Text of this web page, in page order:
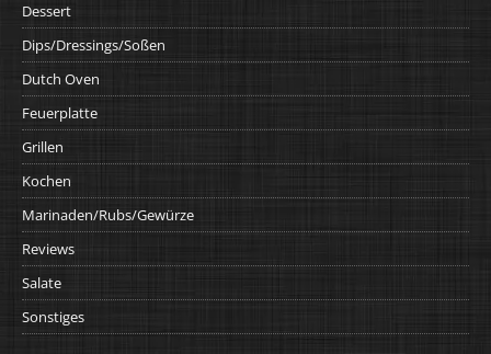
Dessert
Dips/Dressings/Soßen
Dutch Oven
Feuerplatte
Grillen
Kochen
Marinaden/Rubs/Gewürze
Reviews
Salate
Sonstiges